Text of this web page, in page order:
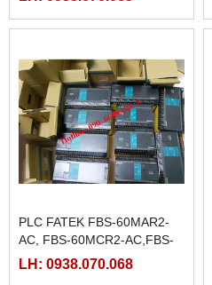
PLC FATEK FBS-60MAR2-
AC, FBS-60MCR2-AC,FBS-
60MAT2-AC, FBS-60MCT2-
LH: 0938.070.068